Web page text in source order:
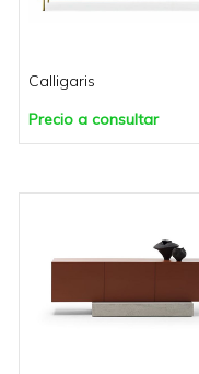
Calligaris
Precio a consultar